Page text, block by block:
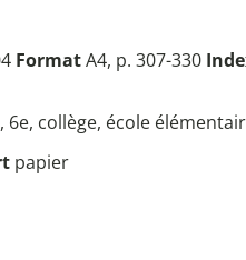
FormatA4, p. 307-330
6e, collège, école
papier